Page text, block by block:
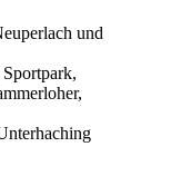
und